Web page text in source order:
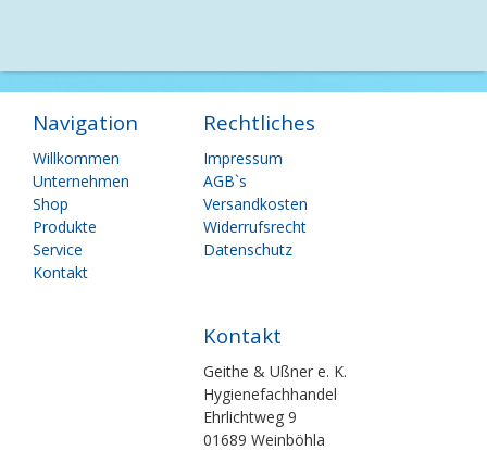
Navigation
Navigation
überspringen
Willkommen
Unternehmen
Shop
Produkte
Service
Kontakt
Rechtliches
Navigation
überspringen
Impressum
AGB`s
Versandkosten
Widerrufsrecht
Datenschutz
Kontakt
Geithe & Ußner e. K.
Hygienefachhandel
Ehrlichtweg 9
01689 Weinböhla